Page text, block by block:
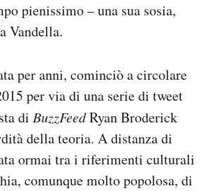
pienissimo – una sua sosia,
Vandella.
per anni, cominciò a circolare
per via di una serie di tweet
di BuzzFeedRyan Broderick
della teoria. A distanza di
ormai tra i riferimenti culturali
comunque molto popolosa, di